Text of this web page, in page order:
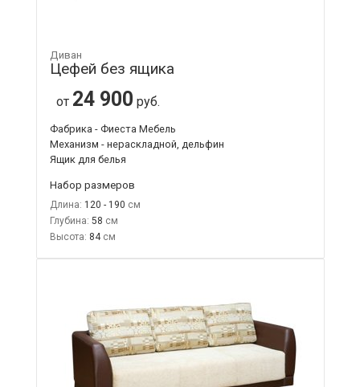
Диван
Цефей без ящика
от 24 900 руб.
Фабрика - Фиеста Мебель
Механизм - нераскладной, дельфин
Ящик для белья
Набор размеров
Длина: 120 - 190
Глубина: 58
Высота: 84